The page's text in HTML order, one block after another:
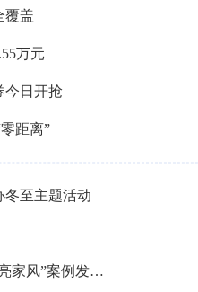
覆盖
万元
今日开抢
距离”
冬至主题活动
巴彦淖尔市举办“家规家训亮家风”案例发布活动